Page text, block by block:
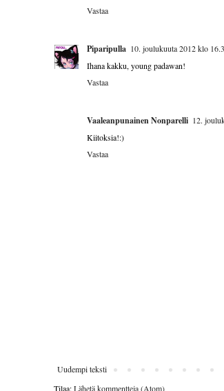
Vastaa
Piparipulla 10. joulukuuta 2012 klo
Ihana kakku, young padawan!
Vastaa
Vaaleanpunainen Nonparelli 12.
Kiitoksia!:)
Vastaa
Uudempi teksti
Tilaa:Lähetä kommentteja (Atom)